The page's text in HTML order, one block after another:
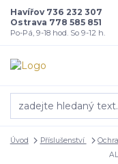
Havířov 736 232 307
Ostrava 778 585 851
Po-Pá, 9-18 hod. So 9-12 h.
Úvod Příslušenství